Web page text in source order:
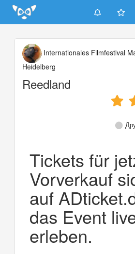
Update cookies preferences
Internationales Filmfestival
Heidelberg
Reedland
Tickets für
Vorverkauf
auf
das Event
erleben.